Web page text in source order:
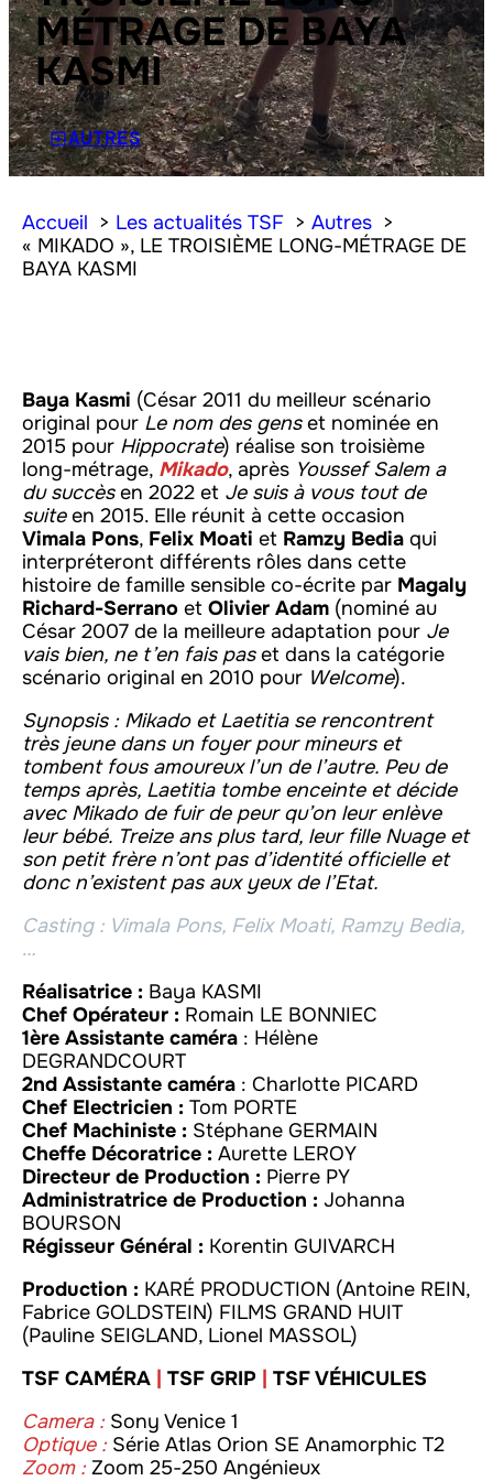
MÉTRAGE DE BAYA
KASMI
AUTRES
Accueil Les actualités TSF
Autres
« MIKADO », LE TROISIÈME LONG-MÉTRAGE DE
BAYA KASMI
Baya Kasmi (César 2011 du meilleur scénario
original pour Le nom des genset nominée en
2015 pour Hippocrate) réalise son troisième
long-métrage, Mikado, après Youssef Salem a
du succèsen 2022 et Je suis à vous tout de
suite en 2015. Elle réunit à cette occasion
Vimala Pons, Felix Moati et Ramzy Bedia qui
interpréteront différents rôles dans cette
histoire de famille sensible co-écrite par Magaly
Richard-Serrano et Olivier Adam (nominé au
César 2007 de la meilleure adaptation pour Je
vais bien, ne t’en fais paset dans la catégorie
scénario original en 2010 pour Welcome).
Synopsis : Mikado et Laetitia se rencontrent
très jeune dans un foyer pour mineurs et
tombent fous amoureux l’un de l’autre. Peu de
temps après, Laetitia tombe enceinte et décide
avec Mikado de fuir de peur qu’on leur enlève
leur bébé. Treize ans plus tard, leur fille Nuage et
son petit frère n’ont pas d’identité officielle et
donc n’existent pas aux yeux de l’Etat.
Casting : Vimala Pons, Felix Moati, Ramzy Bedia,
…
Réalisatrice : Baya KASMI
Chef Opérateur : Romain LE BONNIEC
1ère Assistante caméra : Hélène
DEGRANDCOURT
2nd Assistante caméra : Charlotte PICARD
Chef Electricien : Tom PORTE
Chef Machiniste : Stéphane GERMAIN
Cheffe Décoratrice : Aurette LEROY
Directeur de Production : Pierre PY
Administratrice de Production : Johanna
BOURSON
Régisseur Général : Korentin GUIVARCH
Production : KARÉ PRODUCTION (Antoine REIN,
Fabrice GOLDSTEIN) FILMS GRAND HUIT
(Pauline SEIGLAND, Lionel MASSOL)
TSF CAMÉRA
TSF GRIP
TSF VÉHICULES
Camera :Sony Venice 1
Optique :Série Atlas Orion SE Anamorphic T2
Zoom :Zoom 25-250 Angénieux